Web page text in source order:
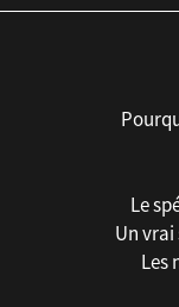
Le
Un
Les